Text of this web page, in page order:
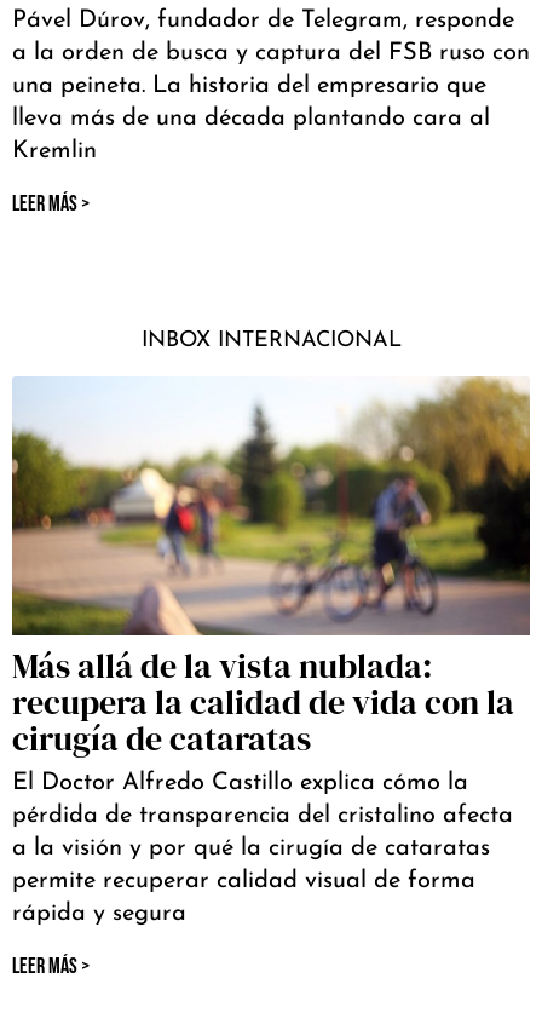
Pável Dúrov, fundador de Telegram, responde
a la orden de busca y captura del FSB ruso con
una peineta. La historia del empresario que
lleva más de una década plantando cara al
Kremlin
LEER MÁS >
INBOX INTERNACIONAL
Más allá de la vista nublada:
recupera la calidad de vida con la
cirugía de cataratas
El Doctor Alfredo Castillo explica cómo la
pérdida de transparencia del cristalino afecta
a la visión y por qué la cirugía de cataratas
permite recuperar calidad visual de forma
rápida y segura
LEER MÁS >